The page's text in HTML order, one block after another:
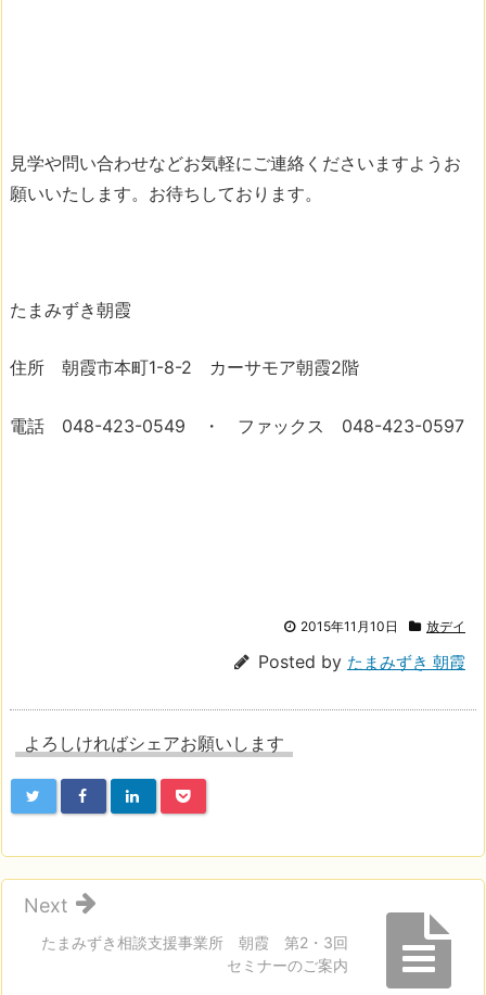
見学や問い合わせなどお気軽にご連絡くださいますようお
願いいたします。お待ちしております。
たまみずき朝霞
住所 朝霞市本町1-8-2 カーサモア朝霞2階
電話 048-423-0549 ・ ファックス 048-423-0597
2015年11月10日 放デイ
Posted by たまみずき 朝霞
よろしければシェアお願いします
たまみずき相談支援事業所 朝霞 第2・3回
セミナーのご案内
Next